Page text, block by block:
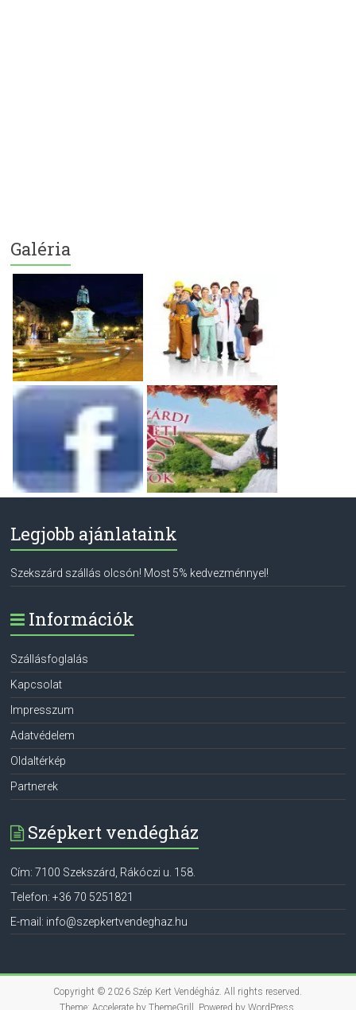
Galéria
Legjobb ajánlataink
Szekszárd szállás olcsón! Most 5% kedvezménnyel!
Információk
Szállásfoglalás
Kapcsolat
Impresszum
Adatvédelem
Oldaltérkép
Partnerek
Szépkert vendégház
Cím: 7100 Szekszárd Rákóczi u. 158.
Telefon:+36 70 5251821
E-mail: info@szepkertvendeghaz.hu
Copyright © 2026Szép Kert Vendégház. All rights reserved.
Theme: Accelerateby ThemeGrill. Powered by WordPress